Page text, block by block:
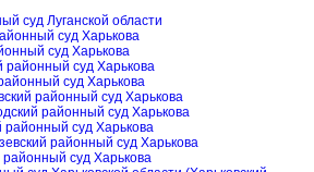
суд Луганской области
суд Харькова
суд Харькова
районный суд Харькова
суд Харькова
районный суд Харькова
районный суд Харькова
районный суд Харькова
районный суд Харькова
районный суд Харькова